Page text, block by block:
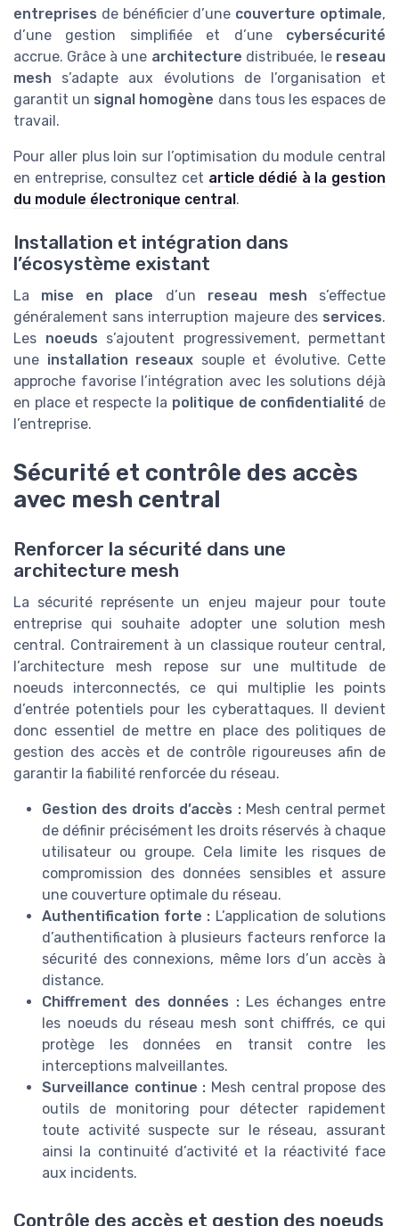
entreprises de bénéficier d’une couverture optimale,
d’une gestion simplifiée et d’une cybersécurité
accrue. Grâce à une architecture distribuée, le reseau
mesh s’adapte aux évolutions de l’organisation et
garantit un signal homogène dans tous les espaces de
travail.
Pour aller plus loin sur l’optimisation du module central
en entreprise, consultez cet article dédié à la gestion
du module électronique central.
Installation et intégration dans
l’écosystème existant
La mise en place d’un reseau mesh s’effectue
généralement sans interruption majeure des services.
Les noeuds s’ajoutent progressivement, permettant
une installation reseaux souple et évolutive. Cette
approche favorise l’intégration avec les solutions déjà
en place et respecte la politique de confidentialité de
l’entreprise.
Sécurité et contrôle des accès
avec mesh central
Renforcer la sécurité dans une
architecture mesh
La sécurité représente un enjeu majeur pour toute
entreprise qui souhaite adopter une solution mesh
central. Contrairement à un classique routeur central,
l’architecture mesh repose sur une multitude de
noeuds interconnectés, ce qui multiplie les points
d’entrée potentiels pour les cyberattaques. Il devient
donc essentiel de mettre en place des politiques de
gestion des accès et de contrôle rigoureuses afin de
garantir la fiabilité renforcée du réseau.
Gestion des droits d’accès :Mesh central permet
de définir précisément les droits réservés à chaque
utilisateur ou groupe. Cela limite les risques de
compromission des données sensibles et assure
une couverture optimale du réseau.
Authentification forte : L’application de solutions
d’authentification à plusieurs facteurs renforce la
sécurité des connexions, même lors d’un accès à
distance.
Chiffrement des données :Les échanges entre
les noeuds du réseau mesh sont chiffrés, ce qui
protège les données en transit contre les
interceptions malveillantes.
Surveillance continue : Mesh central propose des
outils de monitoring pour détecter rapidement
toute activité suspecte sur le réseau, assurant
ainsi la continuité d’activité et la réactivité face
aux incidents.
Contrôle des accès et gestion des noeuds